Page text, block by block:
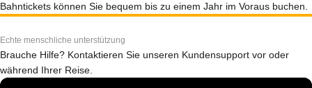
Bahntickets können Sie bequem bis zu einem Jahr im Voraus buchen.
Echte menschliche unterstützung
Brauche Hilfe? Kontaktieren Sie unseren Kundensupport vor oder
während Ihrer Reise.